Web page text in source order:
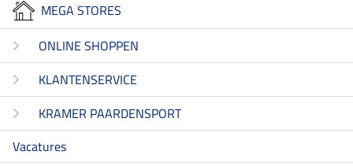
MEGA STORES
ONLINE SHOPPEN
KLANTENSERVICE
KRAMER PAARDENSPORT
Vacatures